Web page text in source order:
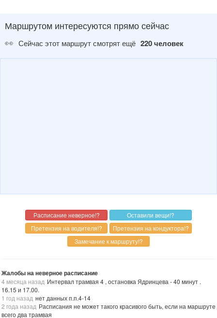
Маршрутом интересуются прямо сейчас
👀 Сейчас этот маршрут смотрят ещё 220 человек
Жалобы на неверное расписание
4 месяца назад Интервал трамвая 4 , остановка Ядринцева - 40 минут .
16.15 и 17.00.
1 год назад нет данных п.п.4-14
2 года назад Расписания не может такого красивого быть, если на маршруте
всего два трамвая